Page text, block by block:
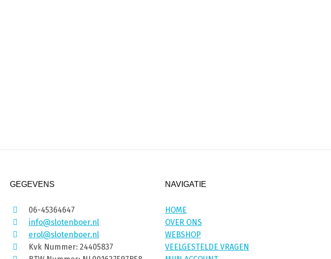
GEGEVENS
06-45364647
info@slotenboer.nl
erol@slotenboer.nl
Kvk Nummer: 24405837
NAVIGATIE
HOME
OVER ONS
WEBSHOP
VEELGESTELDE VRAGEN